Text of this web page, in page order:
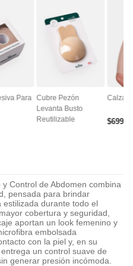
Para Cubre Pezón
Levanta Busto
Reutilizable
Calza
$6990
Control de Abdomen combina
pensada para brindar
durante todo el
cobertura y seguridad,
aportan un look femenino y
embolsada
con la piel y, en su
un control suave de
generar presión incómoda.